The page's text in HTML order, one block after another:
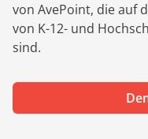
Für Partner
Über AvePoint
von AvePoint, die auf
von K-12- und
sind.